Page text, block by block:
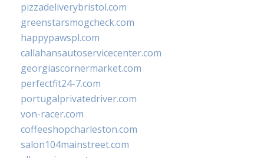
pizzadeliverybristol.com
greenstarsmogcheck.com
happypawspl.com
callahansautoservicecenter.com
georgiascornermarket.com
perfectfit24-7.com
portugalprivatedriver.com
von-racer.com
coffeeshopcharleston.com
salon104mainstreet.com